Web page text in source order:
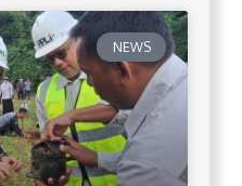
NEWS